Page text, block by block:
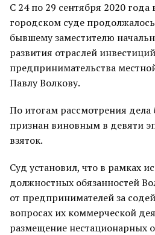
С 24 по 29 сентября 2020 года
городском суде
бывшему заместителю
развития отраслей
предпринимательства
Павлу Волкову.
По итогам рассмотрения
признан виновным в девяти
взяток.
Суд установил, что в рамках
должностных обязанностей
от предпринимателей за
вопросах их коммерческой
размещение нестационарных